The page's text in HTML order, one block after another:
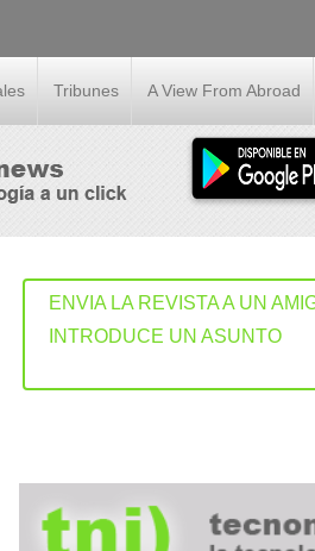
Tribunes A View From Abroad
ENVIA LA REVISTA A UN
INTRODUCE UN ASUNTO